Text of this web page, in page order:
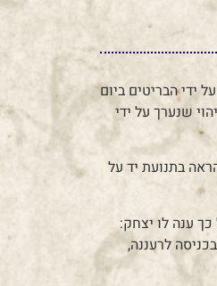
ידי הבריטים ביום
זיהוי שנערך על ידי
בתנועת יד על
ענה לו יצחק:
לרעננה,